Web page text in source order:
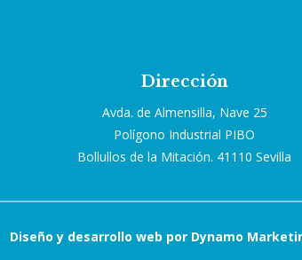
Dirección
Avda. de Almensilla, Nave 25
Polígono Industrial PIBO
Bollullos de la Mitación. 41110 Sevilla
Diseño y desarrollo web por Dynamo